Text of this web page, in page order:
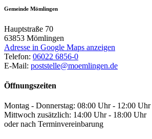
Gemeinde Mömlingen
Hauptstraße 70
63853 Mömlingen
Adresse in Google Maps anzeigen
Telefon: 06022 6856-0
E-Mail: poststelle@moemlingen.de
Öffnungszeiten
Montag - Donnerstag: 08:00 Uhr - 12:00 Uhr
Mittwoch zusätzlich: 14:00 Uhr - 18:00 Uhr
oder nach Terminvereinbarung